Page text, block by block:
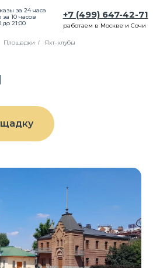
+7 (499) 647-42-71
работаем в Москве и Сочи
часа
Площадки / Яхт-клубы